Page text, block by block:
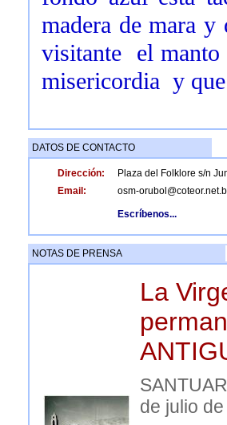
madera de mara y
visitante el manto
misericordia y que
DATOS DE CONTACTO
Dirección:
Plaza del Folklore s/n
Email:
osm-
Escríbenos...
NOTAS DE PRENSA
La
de julio